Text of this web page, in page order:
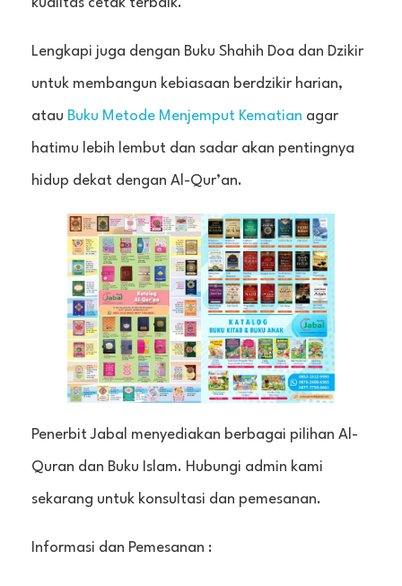
Lengkapi juga dengan Buku Shahih Doa dan Dzikir
untuk membangun kebiasaan berdzikir harian,
atau Buku Metode Menjemput Kematian agar
hatimu lebih lembut dan sadar akan pentingnya
hidup dekat dengan Al-Qur’an.
Penerbit Jabal menyediakan berbagai pilihan Al-
Quran dan Buku Islam. Hubungi admin kami
sekarang untuk konsultasi dan pemesanan.
Informasi dan Pemesanan :